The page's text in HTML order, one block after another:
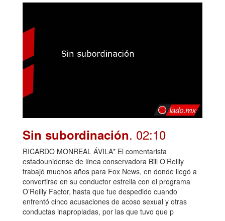
Sin subordinación. 02:10
RICARDO MONREAL ÁVILA* El comentarista
estadounidense de línea conservadora Bill O’Reilly
trabajó muchos años para Fox News, en donde llegó a
convertirse en su conductor estrella con el programa
O’Reilly Factor, hasta que fue despedido cuando
enfrentó cinco acusaciones de acoso sexual y otras
conductas inapropiadas, por las que tuvo que p